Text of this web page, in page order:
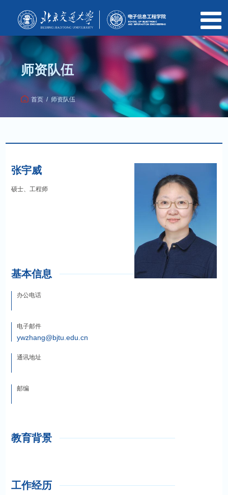
师资队伍
首页 / 师资队伍
张宇威
硕士、工程师
基本信息
办公电话
电子邮件
ywzhang@bjtu.edu.cn
通讯地址
邮编
教育背景
工作经历